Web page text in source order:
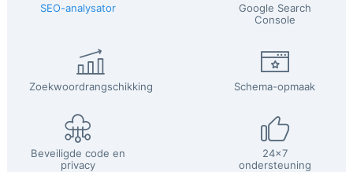
SEO-analysator
Google Search
Console
Zoekwoordrangschikking Schema-opmaak
Beveiligde code en
privacy
24x7
ondersteuning